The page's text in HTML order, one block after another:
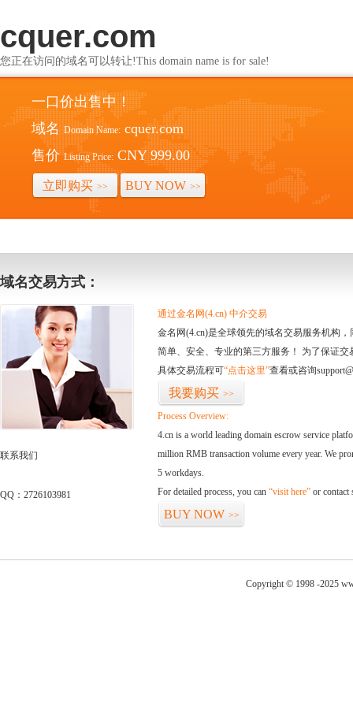
cquer.com
您正在访问的域名可以转让!This domain name is for sale!
一口价出售中！
域名 Domain Name: cquer.com
售价 Listing Price: CNY 999.00
立即购买 >> BUY NOW >>
域名交易方式：
联系我们
QQ：2726103981
通过金名网(4.cn) 中介交易
金名网(4.cn)是全球领先的域名交易服务机构
简单、安全、专业的第三方服务！ 为了保证
具体交易流程可“点击这里”查看或咨询
我要购买 >>
Process Overview:
4.cn is a world leading domain escrow service
million RMB transaction volume every year. We
5 workdays.
For detailed process, you can “visit here” or contact
BUY NOW >>
Copyright © 1998 -2025